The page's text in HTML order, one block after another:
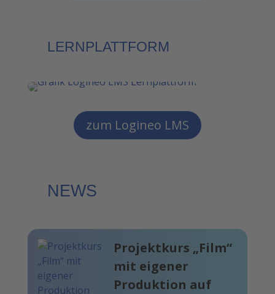
LERNPLATTFORM
zum Logineo LMS
NEWS
Projektkurs „Film“
mit eigener
Produktion auf